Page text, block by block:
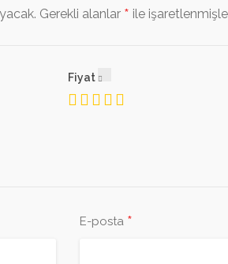
Gerekli alanlar * ile
Fiyat
E-posta *